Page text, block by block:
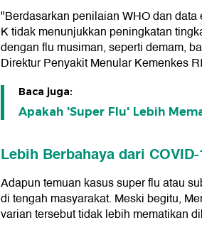
"Berdasarkan penilaian WHO dan
K tidak menunjukkan peningkatan
dengan flu musiman, seperti demam,
Direktur Penyakit Menular Kemenkes
Baca juga:
Apakah 'Super Flu' Lebih
Lebih Berbahaya dari
Adapun temuan kasus super flu atau
di tengah masyarakat. Meski begitu,
varian tersebut tidak lebih mematikan